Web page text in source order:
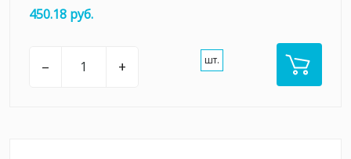
450.18 руб.
– + шт.